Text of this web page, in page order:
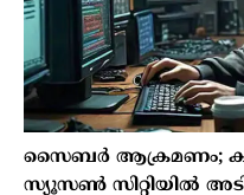
സൈബര്‍ ആക്രമണം;
സ്യൂസണ്‍ സിറ്റിയില്‍